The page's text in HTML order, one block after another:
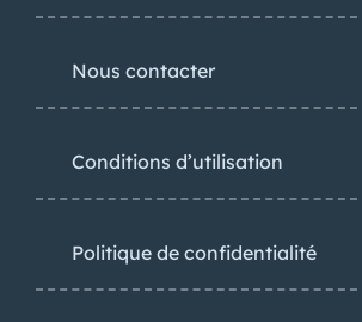
Nous contacter
Conditions d’utilisation
Politique de confidentialité